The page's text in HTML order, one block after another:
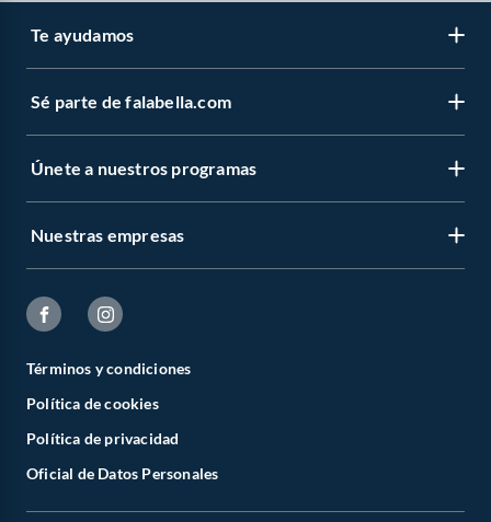
Te ayudamos
Sé parte de falabella.com
Únete a nuestros programas
Nuestras empresas
Términos y condiciones
Política de cookies
Política de privacidad
Oficial de Datos Personales